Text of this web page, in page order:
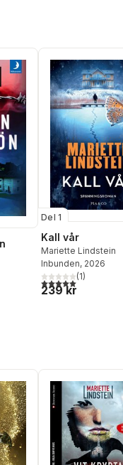
antal röster:
Del 1
Kall vår
Mariette Lindstein
Inbunden, 2026
5,0utav 5 stjärnor.
(1)
239 kr